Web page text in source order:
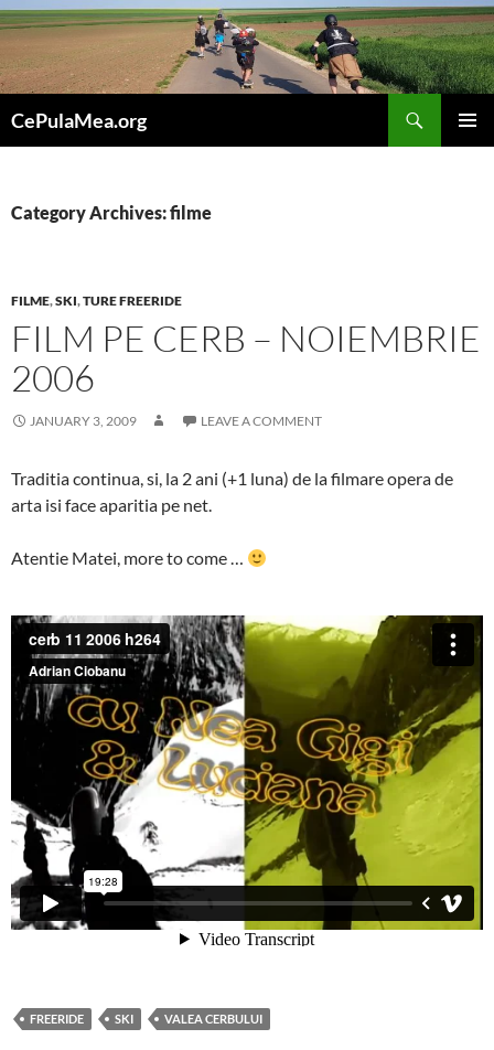
Skip
to
content
CePulaMea.org
Category Archives: filme
FILME,SKI,TURE FREERIDE
FILM PE CERB – NOIEMBRIE
2006
JANUARY 3, 2009 LEAVE A COMMENT
Traditia continua, si, la 2 ani (+1 luna) de la filmare opera de
arta isi face aparitia pe net.
Atentie Matei, more to come …
FREERIDE SKI VALEA CERBULUI